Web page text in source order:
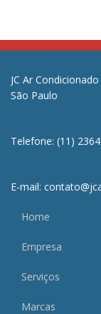
JC Ar
São Paulo
Telefone: (11)
E-mail:
Home
Empresa
Serviços
Marcas